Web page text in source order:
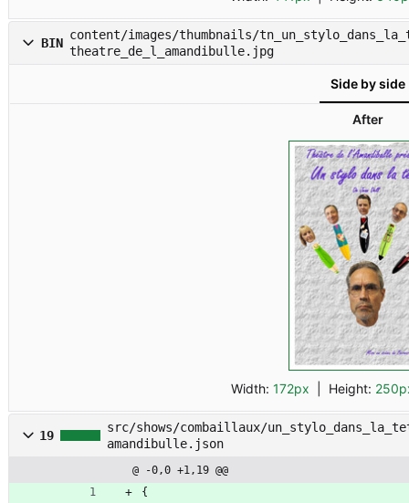
BIN
content/images/thumbnails/
theatre_de_l_amandibulle.jpg
Side by side
After
Width: 172px | Height:
19
src/shows/combaillaux/
amandibulle.json
@ -0,0 +1,19 @@
{